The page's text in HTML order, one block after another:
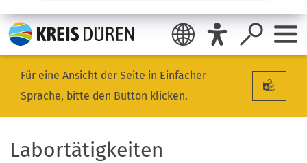
Für eine Ansicht der Seite in Einfacher
Sprache, bitte den Button klicken.
Labortätigkeiten